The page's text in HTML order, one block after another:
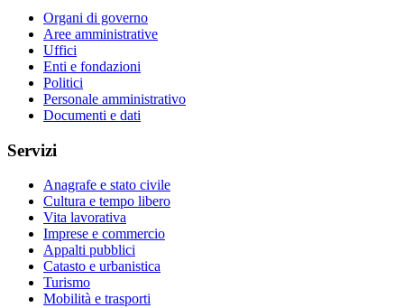
Organi di governo
Aree amministrative
Uffici
Enti e fondazioni
Politici
Personale amministrativo
Documenti e dati
Servizi
Anagrafe e stato civile
Cultura e tempo libero
Vita lavorativa
Imprese e commercio
Appalti pubblici
Catasto e urbanistica
Turismo
Mobilità e trasporti